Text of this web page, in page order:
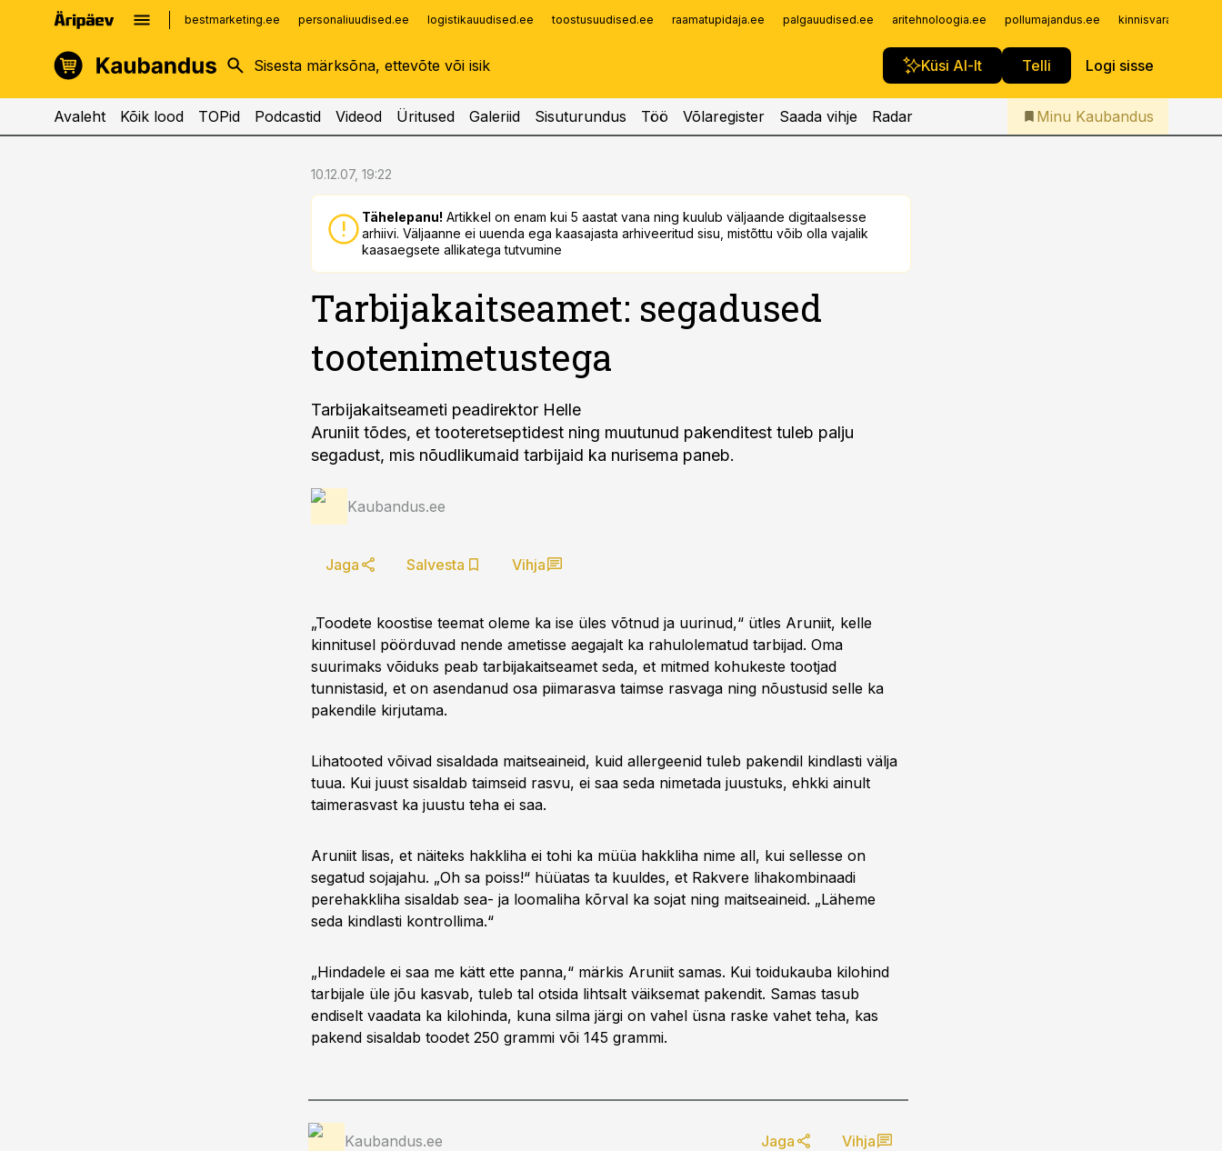
bestmarketing.ee personaliuudised.ee logistikauudised.ee toostusuudised.ee raamatupidaja.ee palgauudised.ee aritehnoloogia.ee pollumajandus.ee
Küsi AI-lt Telli Logi sisse
kinnisvarauudised.ee
logistikauudised.ee
imelineajalugu.ee
Infopank
Iseteenindus
Telli Kaubandus
Avaleht Kõik lood TOPid Podcastid Videod Üritused Galeriid Sisuturundus Töö Võlaregister Saada vihje Radar Minu Kaubandus
10.12.07, 19:22
Tähelepanu! Artikkel on enam kui 5 aastat vana ning kuulub väljaande digitaalsesse
arhiivi. Väljaanne ei uuenda ega kaasajasta arhiveeritud sisu, mistõttu võib olla vajalik
kaasaegsete allikatega tutvumine
Tarbijakaitseamet: segadused
tootenimetustega
Tarbijakaitseameti peadirektor Helle
Aruniit tõdes, et tooteretseptidest ning muutunud pakenditest tuleb palju
segadust, mis nõudlikumaid tarbijaid ka nurisema paneb.
Kaubandus.ee
Jaga Salvesta Vihja
„Toodete koostise teemat oleme ka ise üles võtnud ja uurinud,“ ütles Aruniit, kelle
kinnitusel pöörduvad nende ametisse aegajalt ka rahulolematud tarbijad. Oma
suurimaks võiduks peab tarbijakaitseamet seda, et mitmed kohukeste tootjad
tunnistasid, et on asendanud osa piimarasva taimse rasvaga ning nõustusid selle ka
pakendile kirjutama.
Lihatooted võivad sisaldada maitseaineid, kuid allergeenid tuleb pakendil kindlasti välja
tuua. Kui juust sisaldab taimseid rasvu, ei saa seda nimetada juustuks, ehkki ainult
taimerasvast ka juustu teha ei saa.
Aruniit lisas, et näiteks hakkliha ei tohi ka müüa hakkliha nime all, kui sellesse on
segatud sojajahu. „Oh sa poiss!“ hüüatas ta kuuldes, et Rakvere lihakombinaadi
perehakkliha sisaldab sea- ja loomaliha kõrval ka sojat ning maitseaineid. „Läheme
seda kindlasti kontrollima.“
„Hindadele ei saa me kätt ette panna,“ märkis Aruniit samas. Kui toidukauba kilohind
tarbijale üle jõu kasvab, tuleb tal otsida lihtsalt väiksemat pakendit. Samas tasub
endiselt vaadata ka kilohinda, kuna silma järgi on vahel üsna raske vahet teha, kas
pakend sisaldab toodet 250 grammi või 145 grammi.
Kaubandus.ee Jaga Vihja